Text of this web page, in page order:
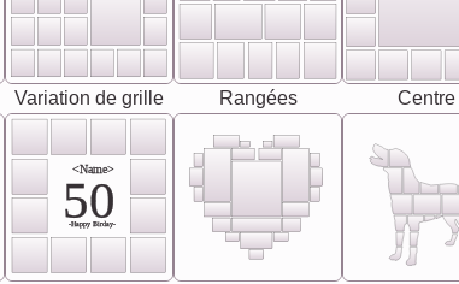
Variation de grille Rangées Centre
<Name>
50
-Happy Birday-